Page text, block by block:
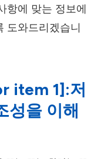
항에 맞는 정보에
도와드리겠습니
item 1]:저
성을 이해